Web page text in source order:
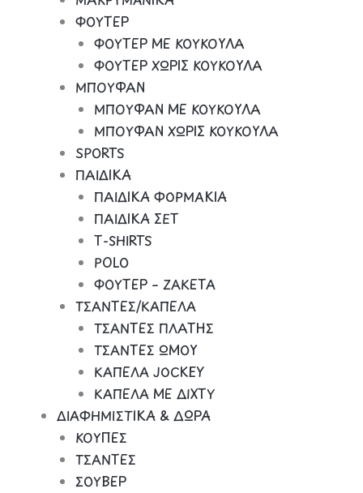
ΦΟΥΤΕΡ
ΦΟΥΤΕΡ ΜΕ ΚΟΥΚΟΥΛΑ
ΦΟΥΤΕΡ ΧΩΡΙΣ ΚΟΥΚΟΥΛΑ
ΜΠΟΥΦΑΝ
ΜΠΟΥΦΑΝ ΜΕ ΚΟΥΚΟΥΛΑ
ΜΠΟΥΦΑΝ ΧΩΡΙΣ ΚΟΥΚΟΥΛΑ
SPORTS
ΠΑΙΔΙΚΑ
ΠΑΙΔΙΚΑ ΦΟΡΜΑΚΙΑ
ΠΑΙΔΙΚΑ ΣΕΤ
Τ-SHIRTS
POLO
ΦΟΥΤΕΡ – ΖΑΚΕΤΑ
ΤΣΑΝΤΕΣ/ΚΑΠΕΛΑ
ΤΣΑΝΤΕΣ ΠΛΑΤΗΣ
ΤΣΑΝΤΕΣ ΩΜΟΥ
ΚΑΠΕΛΑ JOCKEY
ΚΑΠΕΛΑ ΜΕ ΔΙΧΤΥ
ΔΙΑΦΗΜΙΣΤΙΚΑ & ΔΩΡΑ
ΚΟΥΠΕΣ
ΤΣΑΝΤΕΣ
ΣΟΥΒΕΡ